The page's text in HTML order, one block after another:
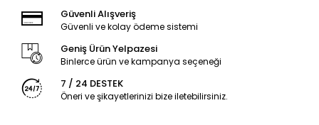
Güvenli Alışveriş
Güvenli ve kolay ödeme sistemi
Geniş Ürün Yelpazesi
Binlerce ürün ve kampanya seçeneği
7 / 24 DESTEK
Öneri ve şikayetlerinizi bize iletebilirsiniz.